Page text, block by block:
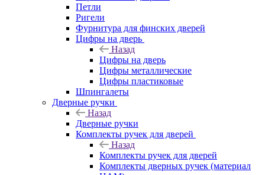
Петли
Ригели
Фурнитура для финских дверей
Цифры на дверь
Назад
Цифры на дверь
Цифры металлические
Цифры пластиковые
Шпингалеты
Дверные ручки
Назад
Дверные ручки
Комплекты ручек для дверей
Назад
Комплекты ручек для дверей
Комплекты дверных ручек (материал